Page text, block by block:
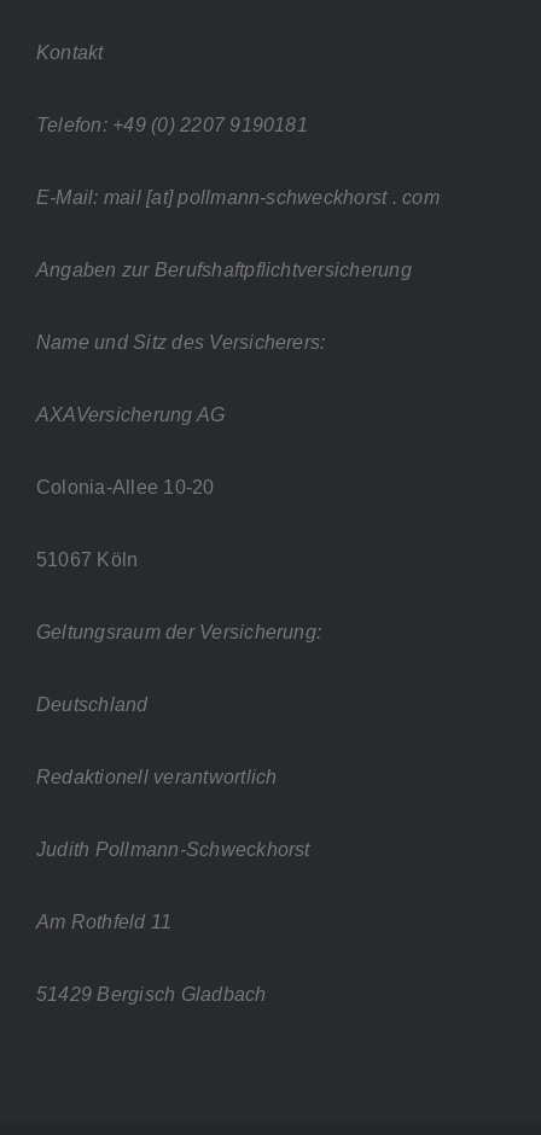
Kontakt
Telefon: +49 (0) 2207 9190181
E-Mail: mail [at] pollmann-schweckhorst . com
Angaben zur Berufshaftpflichtversicherung
Name und Sitz des Versicherers:
AXAVersicherung AG
Colonia-Allee 10-20
51067 Köln
Geltungsraum der Versicherung:
Deutschland
Redaktionell verantwortlich
Judith Pollmann-Schweckhorst
Am Rothfeld 11
51429 Bergisch Gladbach